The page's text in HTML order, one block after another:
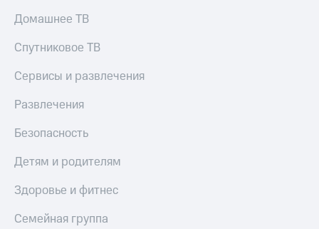
Домашнее ТВ
Спутниковое ТВ
Сервисы и развлечения
Развлечения
Безопасность
Детям и родителям
Здоровье и фитнес
Семейная группа